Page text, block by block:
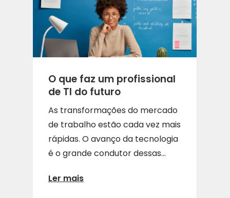
O que faz um profissional
de TI do futuro
As transformações do mercado
de trabalho estão cada vez mais
rápidas. O avanço da tecnologia
é o grande condutor dessas...
Ler mais